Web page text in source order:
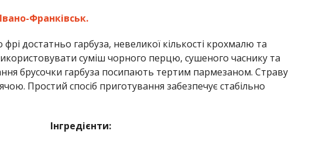
Франківськ.
достатньо гарбуза, невеликої кількості крохмалю та
суміш чорного перцю, сушеного часнику та
брусочки гарбуза посипають тертим пармезаном. Страву
Простий спосіб приготування забезпечує стабільно
Інгредієнти: